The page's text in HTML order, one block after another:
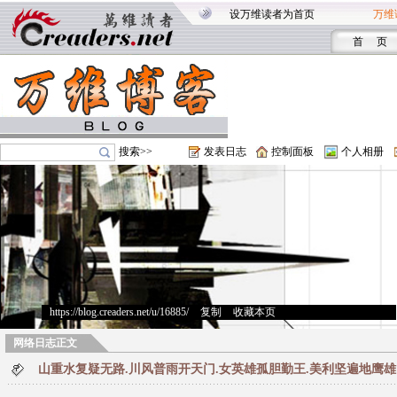
设万维读者为首页 万维
首 页
搜索>> 发表日志 控制面板 个人相册
https://blog.creaders.net/u/16885/> 复制 收藏本页
网络日志正文
山重水复疑无路.川风普雨开天门.女英雄孤胆勤王.美利坚遍地鹰雄